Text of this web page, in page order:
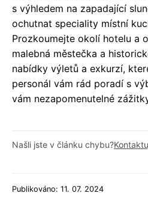
s výhledem na zapadající
ochutnat speciality místní
Prozkoumejte okolí hotelu a
malebná městečka a
nabídky výletů a exkurzí,
personál vám rád poradí s
vám nezapomenutelné
Našli jste v článku chybu?
Publikováno: 11. 07. 2024